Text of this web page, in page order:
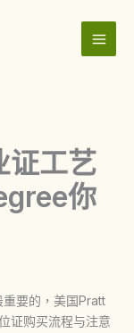
证工艺
你
要的，美国Pratt
证购买流程与注意